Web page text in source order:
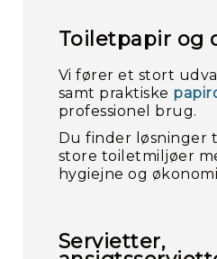
Toiletpapir og
Vi fører et stort
samt praktiske
professionel brug.
Du finder løsninger
store toiletmiljøer
hygiejne og
Servietter,